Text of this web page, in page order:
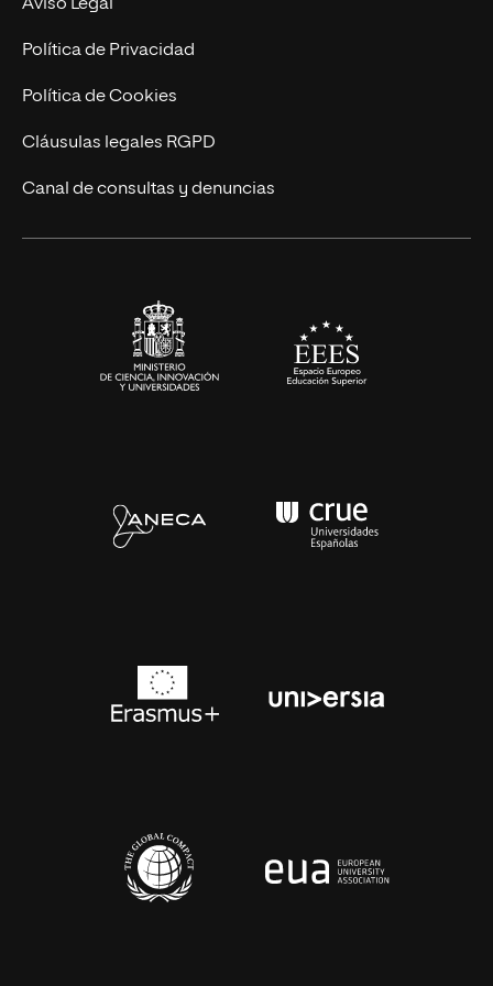
Postgrados
Cursos Universitarios
Trabaja en UNIR
Actualidad
UNIR Revista
Eventos
Aviso Legal
Política de Privacidad
Política de Cookies
Cláusulas legales RGPD
Canal de consultas y denuncias